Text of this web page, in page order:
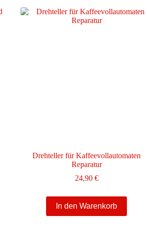
Varianten
auf.
Die
Drehteller für Kaffeevollautomaten
Reparatur
24,90 €
In den Warenkorb